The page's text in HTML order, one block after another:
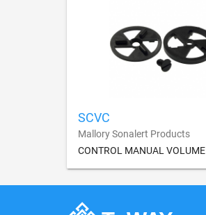
SCVC
Mallory Sonalert Products
CONTROL MANUAL VOLUME